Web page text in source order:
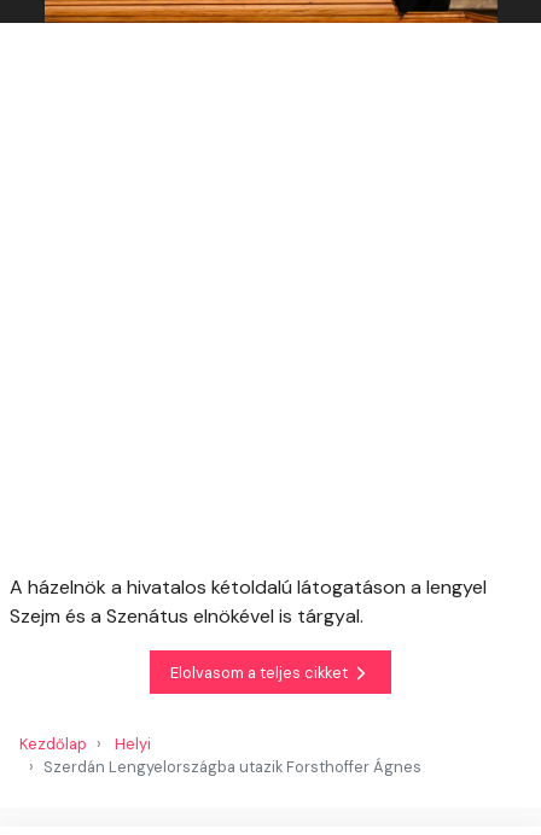
A házelnök a hivatalos kétoldalú látogatáson a lengyel
Szejm és a Szenátus elnökével is tárgyal.
Elolvasom a teljes cikket
Kezdőlap
Helyi
Szerdán Lengyelországba utazik Forsthoffer Ágnes